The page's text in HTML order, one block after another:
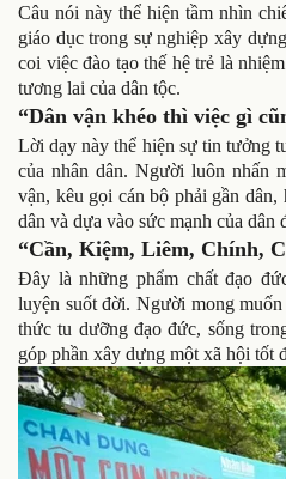
Câu nói này thể hiện tầm nhìn
giáo dục trong sự nghiệp xây
coi việc đào tạo thế hệ trẻ là
tương lai của dân tộc.
“Dân vận khéo thì việc gì
Lời dạy này thể hiện sự tin tưởng
của nhân dân. Người luôn nhấn
vận, kêu gọi cán bộ phải gần
dân và dựa vào sức mạnh của dân
“Cần, Kiệm, Liêm, Chính,
Đây là những phẩm chất đạo
luyện suốt đời. Người mong
thức tu dưỡng đạo đức, sống
góp phần xây dựng một xã hội tốt